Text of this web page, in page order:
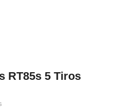
RT85s 5 Tiros